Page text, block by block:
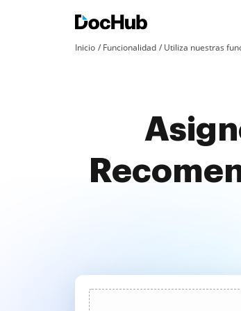
Inicio Funcionalidad Utiliza nuestras